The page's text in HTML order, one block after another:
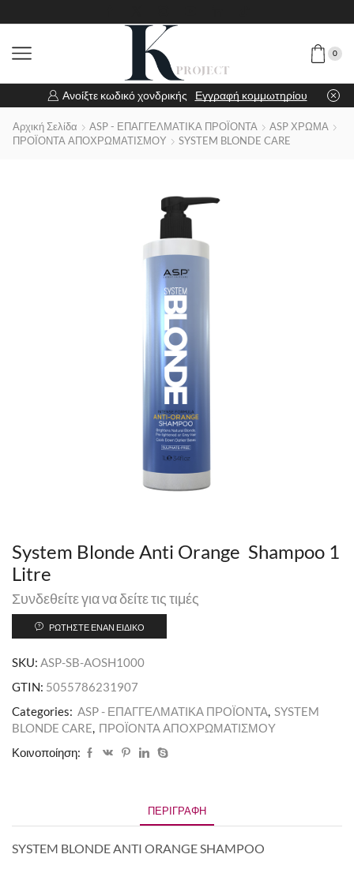
0
Ανοίξτε κωδικό χονδρικής Εγγραφή κομμωτηρίου
Αρχική Σελίδα ASP - ΕΠΑΓΓΕΛΜΑΤΙΚΑ ΠΡΟΪΟΝΤΑ
ASP ΧΡΩΜΑ
ΠΡΟΪΟΝΤΑ ΑΠΟΧΡΩΜΑΤΙΣΜΟΥ
SYSTEM BLONDE CARE
System Blonde Anti Orange Shampoo 1
Litre
Συνδεθείτε για να δείτε τις τιμές
ΡΩΤΉΣΤΕ ΈΝΑΝ ΕΙΔΙΚΌ
SKU: ASP-SB-AOSH1000
GTIN: 5055786231907
Categories: ASP - ΕΠΑΓΓΕΛΜΑΤΙΚΑ ΠΡΟΪΟΝΤΑ, SYSTEM
BLONDE CARE, ΠΡΟΪΟΝΤΑ ΑΠΟΧΡΩΜΑΤΙΣΜΟΥ
Κοινοποίηση:
ΠΕΡΙΓΡΑΦΉ
SYSTEM BLONDE ANTI ORANGE SHAMPOO